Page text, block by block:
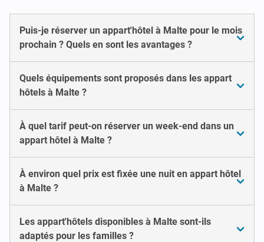
Puis-je réserver un appart'hôtel à Malte pour le mois
prochain ? Quels en sont les avantages ?
Quels équipements sont proposés dans les appart
hôtels à Malte ?
À quel tarif peut-on réserver un week-end dans un
appart hôtel à Malte ?
À environ quel prix est fixée une nuit en appart hôtel
à Malte ?
Les appart'hôtels disponibles à Malte sont-ils
adaptés pour les familles ?